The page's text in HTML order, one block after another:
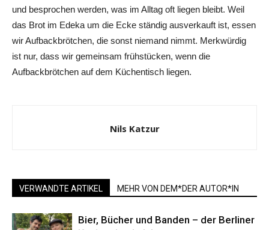
und besprochen werden, was im Alltag oft liegen bleibt. Weil
das Brot im Edeka um die Ecke ständig ausverkauft ist, essen
wir Aufbackbrötchen, die sonst niemand nimmt. Merkwürdig
ist nur, dass wir gemeinsam frühstücken, wenn die
Aufbackbrötchen auf dem Küchentisch liegen.
Nils Katzur
VERWANDTE ARTIKEL MEHR VON DEM*DER AUTOR*IN
Bier, Bücher und Banden – der Berliner